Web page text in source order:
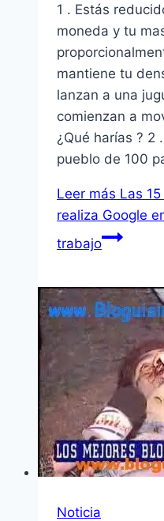
1 . Estás
moneda y tu
mantiene tu
lanzan a una
comienzan a
¿Qué harías ? 2
pueblo de 100
Leer más Las
realiza Google
trabajo
Noticia